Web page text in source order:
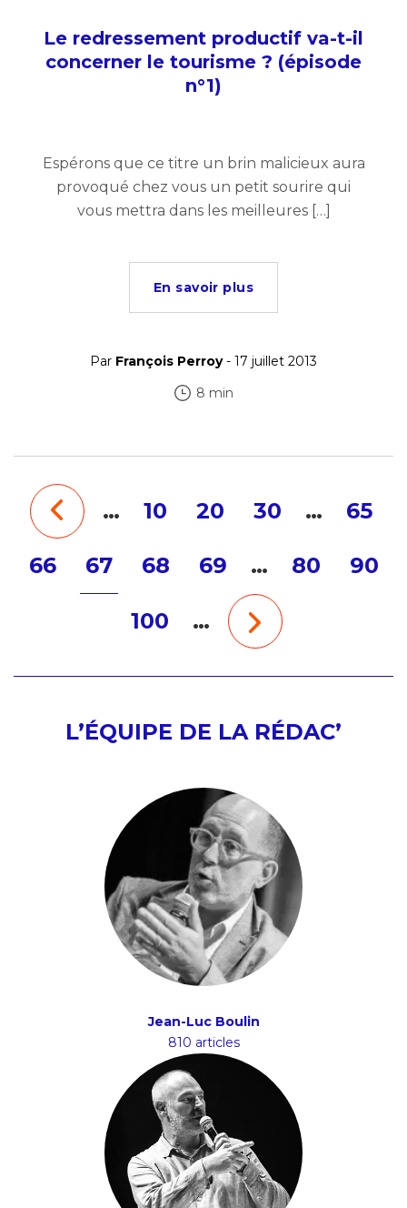
Le redressement productif va-t-il
concerner le tourisme ? (épisode
n°1)
Espérons que ce titre un brin malicieux aura
provoqué chez vous un petit sourire qui
vous mettra dans les meilleures […]
En savoir plus
Par François Perroy- 17 juillet 2013
8 min
… 10 20 30 … 65
66 67 68 69 … 80 90
100 …
L’ÉQUIPE DE LA RÉDAC’
Jean-Luc Boulin
810 articles